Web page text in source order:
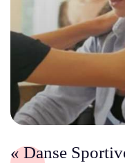
Venez rencontrer
salon et sportives
« Danse